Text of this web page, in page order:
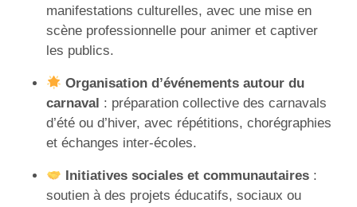
manifestations culturelles, avec une mise en
scène professionnelle pour animer et captiver
les publics.
Organisation d’événements autour du
carnaval : préparation collective des carnavals
d’été ou d’hiver, avec répétitions, chorégraphies
et échanges inter-écoles.
Initiatives sociales et communautaires :
soutien à des projets éducatifs, sociaux ou